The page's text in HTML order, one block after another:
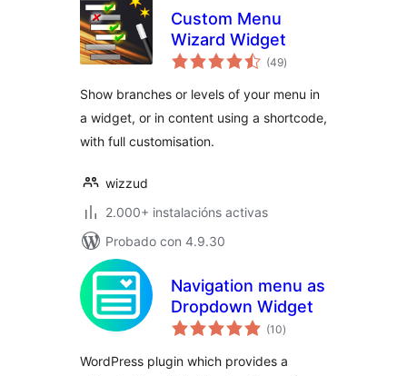
Custom Menu
Wizard Widget
(49valoracións
totais
)
Show branches or levels of your menu in
a widget, or in content using a shortcode,
with full customisation.
wizzud
2.000+ instalacións activas
Probado con 4.9.30
Navigation menu as
Dropdown Widget
(10valoracións
totais
)
WordPress plugin which provides a